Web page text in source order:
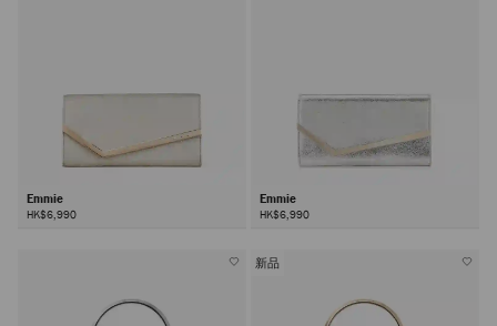
Emmie
HK$6,990
Emmie
HK$6,990
新品